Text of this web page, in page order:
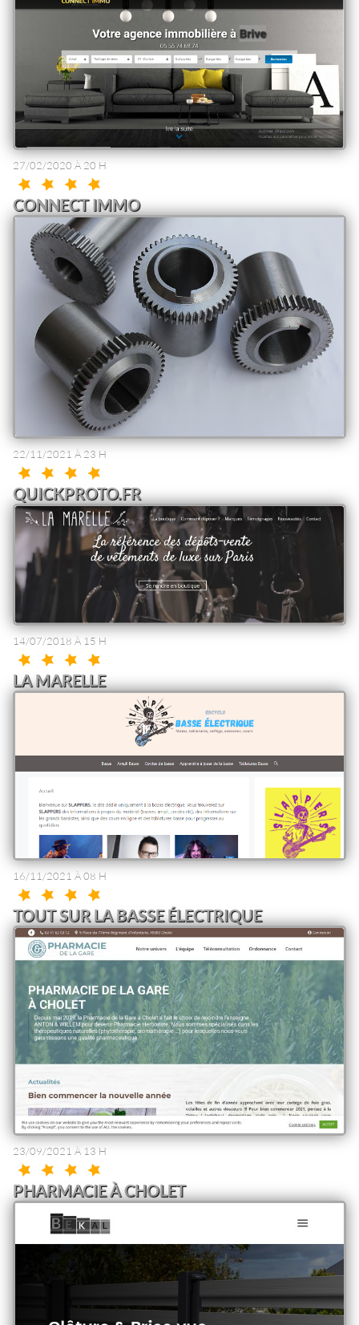
27/02/2020 À 20 H
CONNECT IMMO
22/11/2021 À 23 H
QUICKPROTO.FR
14/07/2018 À 15 H
LA MARELLE
16/11/2021 À 08 H
TOUT SUR LA BASSE ÉLECTRIQUE
23/09/2021 À 13 H
PHARMACIE À CHOLET